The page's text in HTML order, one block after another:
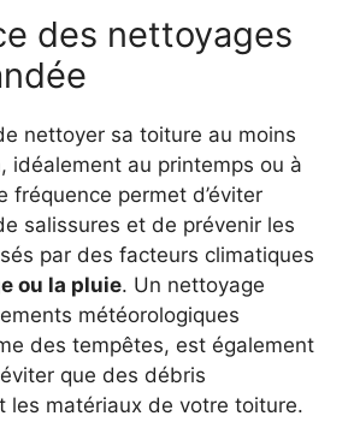
des nettoyages
nettoyer sa toiture au moins
, idéalement au printemps ou à
fréquence permet d’éviter
salissures et de prévenir les
par des facteurs climatiques
ou la pluie. Un nettoyage
météorologiques
des tempêtes, est également
que des débris
les matériaux de votre toiture.